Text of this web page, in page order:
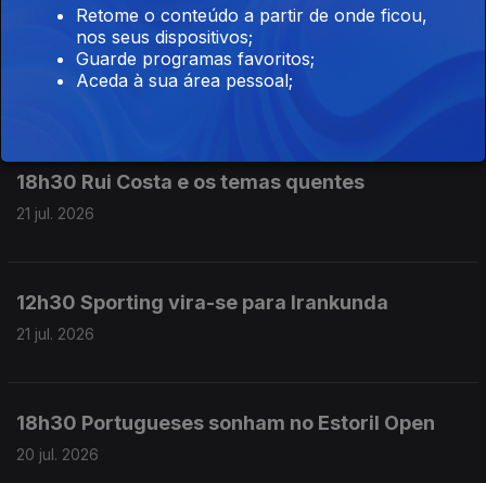
12h30 Barreiro falha St. Gallen-Benfica
22 jul. 2026
18h30 Rui Costa e os temas quentes
21 jul. 2026
12h30 Sporting vira-se para Irankunda
21 jul. 2026
18h30 Portugueses sonham no Estoril Open
20 jul. 2026
Retome o conteúdo a partir de onde ficou,
nos seus dispositivos;
Guarde programas favoritos;
Aceda à sua área pessoal;